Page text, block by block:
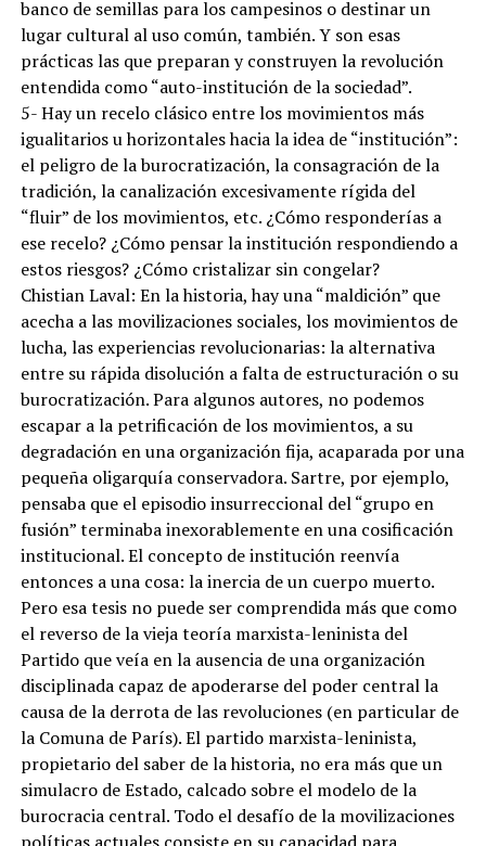
banco de semillas para los campesinos o destinar un
lugar cultural al uso común, también. Y son esas
prácticas las que preparan y construyen la revolución
entendida como “auto-institución de la sociedad”.
5- Hay un recelo clásico entre los movimientos más
igualitarios u horizontales hacia la idea de “institución”:
el peligro de la burocratización, la consagración de la
tradición, la canalización excesivamente rígida del
“fluir” de los movimientos, etc. ¿Cómo responderías a
ese recelo? ¿Cómo pensar la institución respondiendo a
estos riesgos? ¿Cómo cristalizar sin congelar?
Chistian Laval: En la historia, hay una “maldición” que
acecha a las movilizaciones sociales, los movimientos de
lucha, las experiencias revolucionarias: la alternativa
entre su rápida disolución a falta de estructuración o su
burocratización. Para algunos autores, no podemos
escapar a la petrificación de los movimientos, a su
degradación en una organización fija, acaparada por una
pequeña oligarquía conservadora. Sartre, por ejemplo,
pensaba que el episodio insurreccional del “grupo en
fusión” terminaba inexorablemente en una cosificación
institucional. El concepto de institución reenvía
entonces a una cosa: la inercia de un cuerpo muerto.
Pero esa tesis no puede ser comprendida más que como
el reverso de la vieja teoría marxista-leninista del
Partido que veía en la ausencia de una organización
disciplinada capaz de apoderarse del poder central la
causa de la derrota de las revoluciones (en particular de
la Comuna de París). El partido marxista-leninista,
propietario del saber de la historia, no era más que un
simulacro de Estado, calcado sobre el modelo de la
burocracia central. Todo el desafío de la movilizaciones